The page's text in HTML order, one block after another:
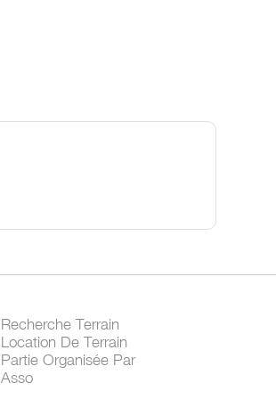
Recherche Terrain
Location De Terrain
Partie Organisée Par
Asso